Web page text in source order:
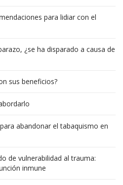
para lidiar con el
¿se ha disparado a causa de
sus beneficios?
abandonar el tabaquismo en
de vulnerabilidad al trauma:
inmune